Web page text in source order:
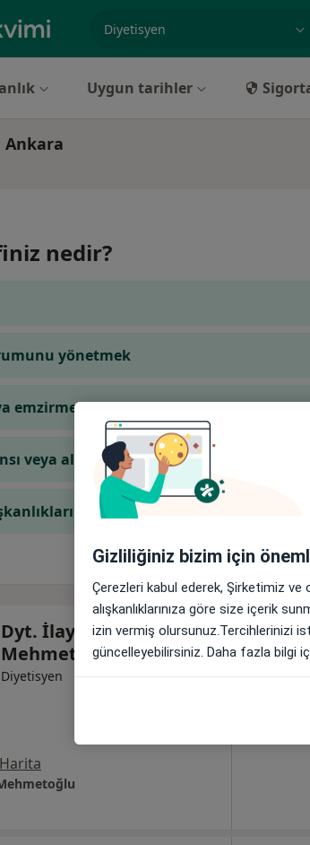
Uygun tarihler
Ankara
nedir?
yönetmek
emzirme
veya alerjiler
geliştirmek
Dyt. İlayda
Mehmetoğlu
Diyetisyen
Harita
8
Gizliliğiniz bizim için
Çerezleri kabul ederek, Şirketimiz
alışkanlıklarınıza göre size içerik
izin vermiş olursunuz.Tercihlerinizi
güncelleyebilirsiniz. Daha fazla bilgi